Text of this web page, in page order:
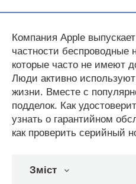
Компания Apple
частности беспроводные
которые часто не имеют
Люди активно
жизни. Вместе с
подделок. Как
узнать о гарантийном
как проверить серийный
Зміст